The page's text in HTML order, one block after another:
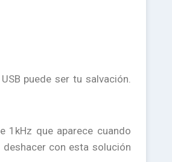
puede ser tu salvación.
1kHz que aparece cuando
con esta solución